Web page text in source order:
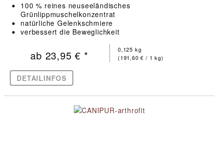
100 % reines neuseeländisches
Grünlippmuschelkonzentrat
natürliche Gelenkschmiere
verbessert die Beweglichkeit
0,125 kg
(191,60 € / 1 kg)
ab 23,95 € *
DETAILINFOS